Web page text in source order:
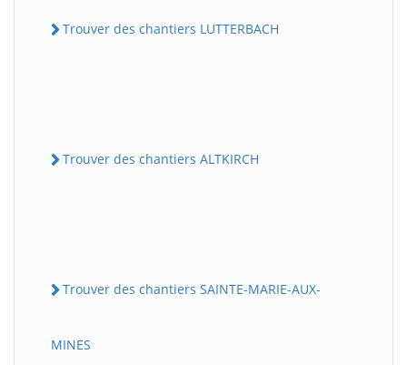
Trouver des chantiers LUTTERBACH
Trouver des chantiers ALTKIRCH
Trouver des chantiers SAINTE-MARIE-AUX-
MINES